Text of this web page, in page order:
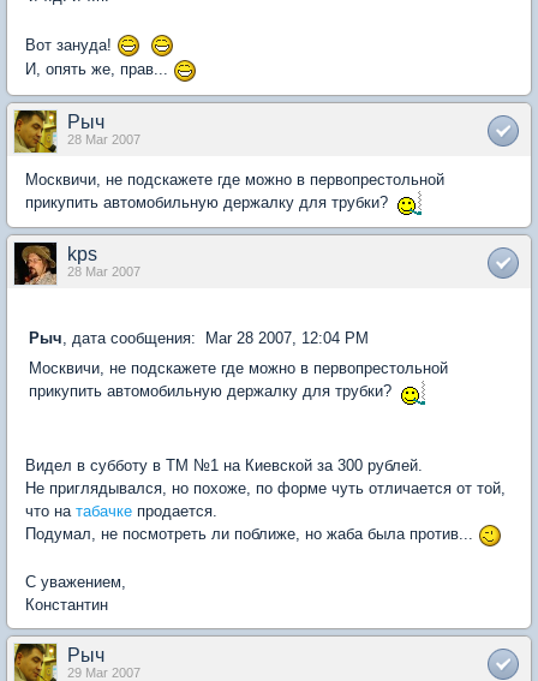
Вот зануда!
И, опять же, прав...
Рыч
28 Mar 2007
Москвичи, не подскажете где можно в первопрестольной
прикупить автомобильную держалку для трубки?
kps
28 Mar 2007
Рыч, дата сообщения: Mar 28 2007, 12:04 PM
Москвичи, не подскажете где можно в первопрестольной
прикупить автомобильную держалку для трубки?
Видел в субботу в ТМ №1 на Киевской за 300 рублей.
Не приглядывался, но похоже, по форме чуть отличается от той,
что на табачке продается.
Подумал, не посмотреть ли поближе, но жаба была против...
С уважением,
Константин
Рыч
29 Mar 2007